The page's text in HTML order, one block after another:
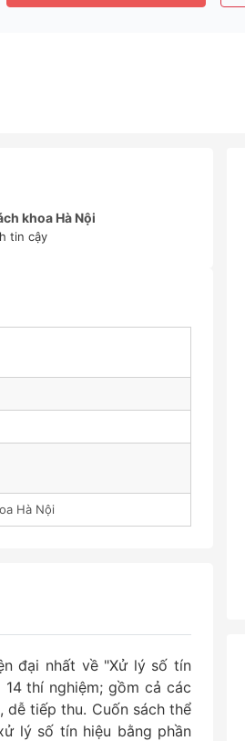
khoa Hà Nội
tin cậy
Hà Nội
đại nhất về "Xử lý số tín
thí nghiệm; gồm cả các
tiếp thu. Cuốn sách thể
lý số tín hiệu bằng phần